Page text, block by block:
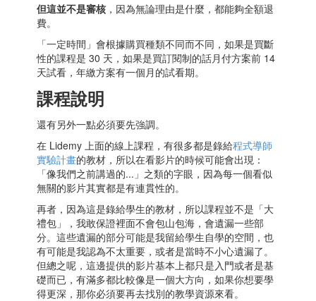
但這並不是審核 ，因為無論理由是什麼，都能夠全額退
費。
「一定時間」會根據購買種類不同而不同，如果是買斷
性的課程是 30 天，如果是買訂閱制的話月付方案前 14
天試看，年繳方案有一個月的試看期。
課程說明
還有另外一點必須要先強調。
在 Lidemy 上面的線上課程，有很多都是錄給程式導師
實驗計畫的教材，所以在看影片的時候可能會出現：
「像我們之前講過的...」之類的字眼，因為每一個看似
無關的影片其實都是有連貫性的。
再者，因為這是錄給學生的教材，所以課程並不是「大
禮包」，我敢保證裡面不會包山包海，會遺漏一些部
分。這些遺漏的部分可能是我留給學生自學的空間，也
有可能是我認為不太重要，或者是當時不小心遺漏了。
但總之呢，這邊提供的影片基本上都只是入門或者是基
礎而已，有滿多都比較像是一個大方向，如果你想要學
得更深，那你必須要再去找別的教學資源來看。